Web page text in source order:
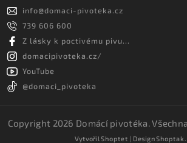
info@domaci-pivoteka.cz
739 606 600
Z lásky k poctivému pivu...
domacipivoteka.cz/
YouTube
@domaci_pivoteka
Copyright 2026 Domácí pivotéka.
VytvořilShoptet | Design